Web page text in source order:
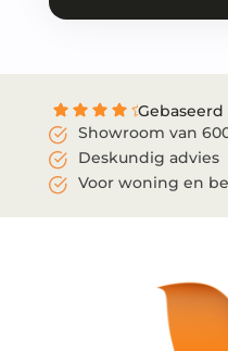
Showroom van
Deskundig advies
Voor woning en